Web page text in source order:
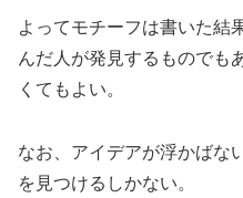
よってモチーフは書いた結
んだ人が発見するものでも
くてもよい。
なお、アイデアが浮かばな
を見つけるしかない。